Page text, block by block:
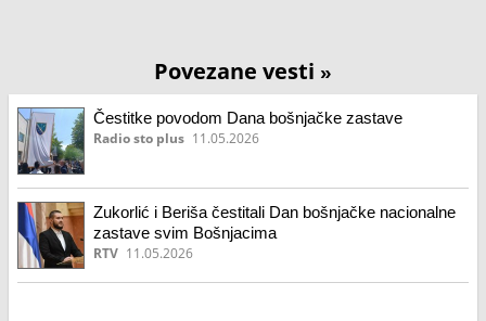
Povezane vesti »
Čestitke povodom Dana bošnjačke zastave
Radio sto plus 11.05.2026
Zukorlić i Beriša čestitali Dan bošnjačke nacionalne
zastave svim Bošnjacima
RTV 11.05.2026